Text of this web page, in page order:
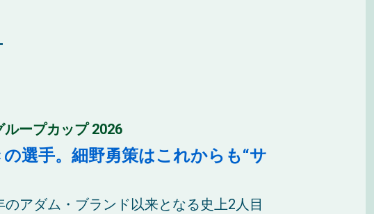
ループカップ 2026
選手。細野勇策はこれからも“サ
アダム・ブランド以来となる史上2人目